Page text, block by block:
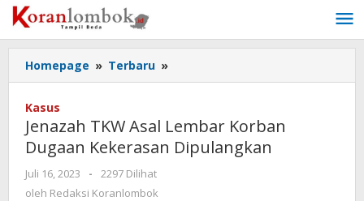
Lewati
ke
konten
Homepage » Terbaru »
TKW
Lembar
Korban
Dugaan
Kasus
Jenazah TKW Asal Lembar Korban
Dugaan Kekerasan Dipulangkan
Juli 16, 2023
oleh
Redaksi
-
2297 Dilihat
oleh Redaksi Koranlombok